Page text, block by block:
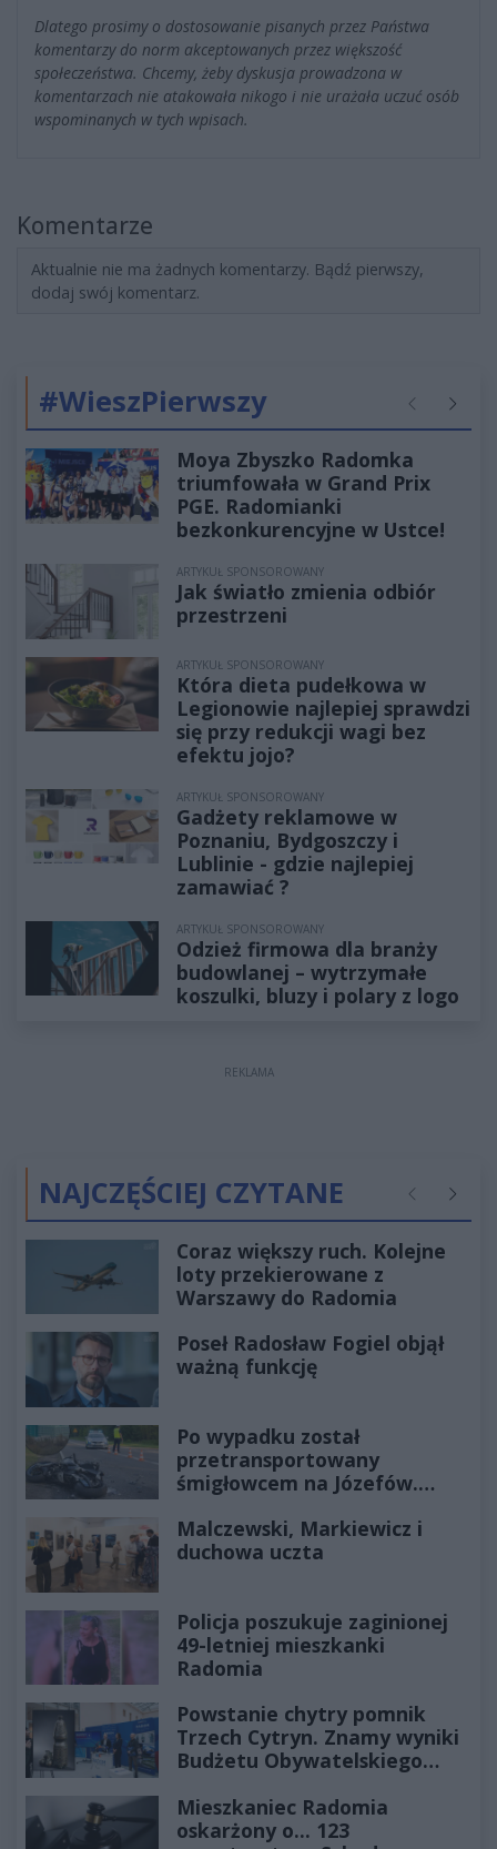
Dlatego prosimy o dostosowanie pisanych przez Państwa
komentarzy do norm akceptowanych przez większość
społeczeństwa. Chcemy, żeby dyskusja prowadzona w
komentarzach nie atakowała nikogo i nie urażała uczuć osób
wspominanych w tych wpisach.
Komentarze
Aktualnie nie ma żadnych komentarzy. Bądź pierwszy,
dodaj swój komentarz.
#WieszPierwszy Poprzednie
Moya Zbyszko Radomka
triumfowała w Grand Prix
PGE. Radomianki
bezkonkurencyjne w Ustce!
ARTYKUŁ SPONSOROWANY
Jak światło zmienia odbiór
przestrzeni
ARTYKUŁ SPONSOROWANY
Która dieta pudełkowa w
Legionowie najlepiej sprawdzi
się przy redukcji wagi bez
efektu jojo?
ARTYKUŁ SPONSOROWANY
Gadżety reklamowe w
Poznaniu, Bydgoszczy i
Lublinie - gdzie najlepiej
zamawiać ?
ARTYKUŁ SPONSOROWANY
Odzież firmowa dla branży
budowlanej – wytrzymałe
koszulki, bluzy i polary z logo
REKLAMA
NAJCZĘŚCIEJ CZYTANE Poprzednie
Coraz większy ruch. Kolejne
loty przekierowane z
Warszawy do Radomia
Poseł Radosław Fogiel objął
ważną funkcję
Po wypadku został
przetransportowany
śmigłowcem na Józefów.
Malczewski, Markiewicz i
duchowa uczta
Policja poszukuje zaginionej
49-letniej mieszkanki
Radomia
Powstanie chytry pomnik
Trzech Cytryn. Znamy wyniki
Budżetu Obywatelskiego
Mieszkaniec Radomia
oskarżony o... 123